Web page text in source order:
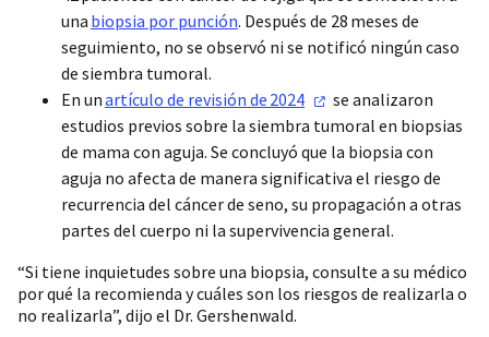
una biopsia por punción. Después de 28 meses de
seguimiento, no se observó ni se notificó ningún caso
de siembra tumoral.
En unartículo de revisión de 2024
se analizaron
estudios previos sobre la siembra tumoral en biopsias
de mama con aguja. Se concluyó que la biopsia con
aguja no afecta de manera significativa el riesgo de
recurrencia del cáncer de seno, su propagación a otras
partes del cuerpo ni la supervivencia general.
“Si tiene inquietudes sobre una biopsia, consulte a su médico
por qué la recomienda y cuáles son los riesgos de realizarla o
no realizarla”, dijo el Dr. Gershenwald.